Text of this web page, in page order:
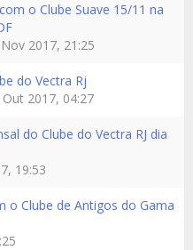
o Clube Suave 15/11 na
2017, 21:25
do Vectra Rj
Out 2017, 04:27
do Clube do Vectra RJ dia
19:53
o Clube de Antigos do Gama